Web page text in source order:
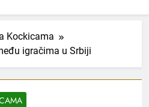
Kockicama
igračima u Srbiji